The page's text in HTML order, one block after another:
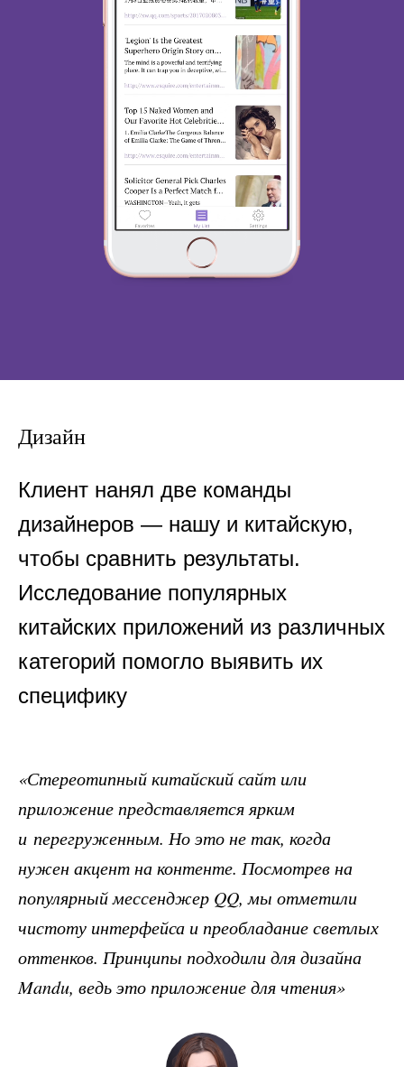
Дизайн
Клиент нанял две команды
дизайнеров — нашу и китайскую,
чтобы сравнить результаты.
Исследование популярных
китайских приложений из различных
категорий помогло выявить их
специфику
«Стереотипный китайский сайт или
приложение представляется ярким
и перегруженным. Но это не так, когда
нужен акцент на контенте. Посмотрев на
популярный мессенджер QQ, мы отметили
чистоту интерфейса и преобладание светлых
оттенков. Принципы подходили для дизайна
Mandu, ведь это приложение для чтения»